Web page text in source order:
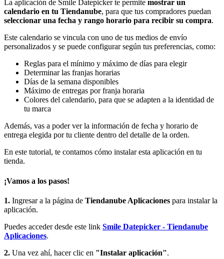
La aplicación de Smile Datepicker te permite mostrar un
calendario en tu Tiendanube, para que tus compradores puedan
seleccionar una fecha y rango horario para recibir su compra.
Este calendario se vincula con uno de tus medios de envío
personalizados y se puede configurar según tus preferencias, como:
Reglas para el mínimo y máximo de días para elegir
Determinar las franjas horarias
Días de la semana disponibles
Máximo de entregas por franja horaria
Colores del calendario, para que se adapten a la identidad de
tu marca
Además, vas a poder ver la información de fecha y horario de
entrega elegida por tu cliente dentro del detalle de la orden.
En este tutorial, te contamos cómo instalar esta aplicación en tu
tienda.
¡Vamos a los pasos!
1. Ingresar a la página de Tiendanube Aplicaciones para instalar la
aplicación.
Puedes acceder desde este link Smile Datepicker - Tiendanube
Aplicaciones.
2. Una vez ahí, hacer clic en "Instalar aplicación".